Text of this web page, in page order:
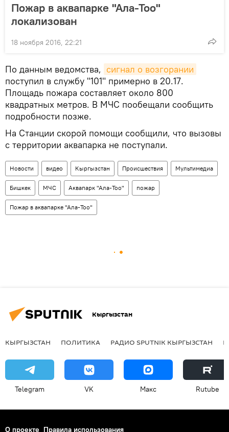
Пожар в аквапарке "Ала-Тоо"
локализован
18 ноября 2016, 22:21
По данным ведомства, сигнал о возгорании
поступил в службу "101" примерно в 20.17.
Площадь пожара составляет около 800
квадратных метров. В МЧС пообещали сообщить
подробности позже.
На Станции скорой помощи сообщили, что вызовы
с территории аквапарка не поступали.
Новости видео Кыргызстан Происшествия Мультимедиа
Бишкек МЧС Аквапарк "Ала-Тоо" пожар
Пожар в аквапарке "Ала-Тоо"
Кыргызстан
КЫРГЫЗСТАН ПОЛИТИКА РАДИО SPUTNIK КЫРГЫЗСТАН
Telegram VK Макс Rutube
О проекте Правила использования